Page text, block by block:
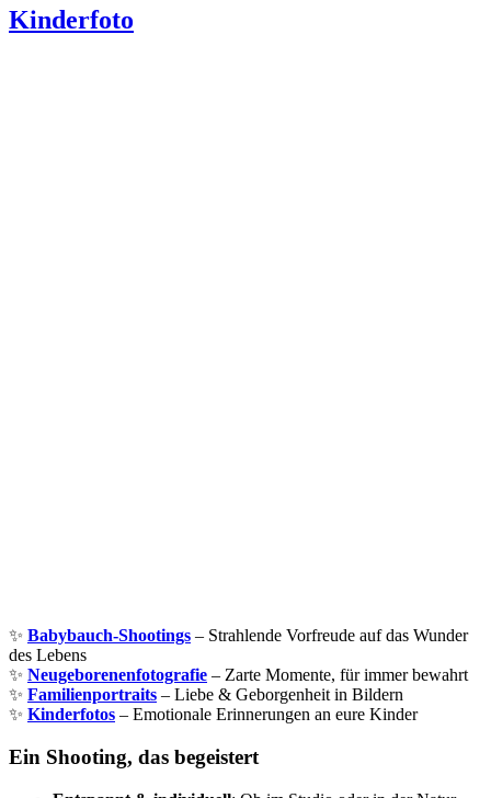
Kinderfoto
✨ Babybauch-Shootings – Strahlende Vorfreude auf das Wunder
des Lebens
✨ Neugeborenenfotografie – Zarte Momente, für immer bewahrt
✨ Familienportraits – Liebe & Geborgenheit in Bildern
✨ Kinderfotos – Emotionale Erinnerungen an eure Kinder
Ein Shooting, das begeistert